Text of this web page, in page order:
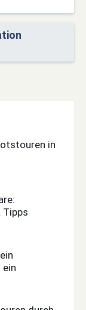
in
Tipps
ein